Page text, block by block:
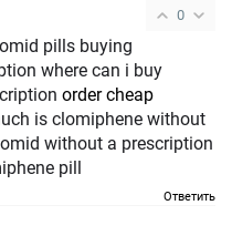
0
pills buying
where can i buy
order cheap
is clomiphene without
without a prescription
pill
Ответить